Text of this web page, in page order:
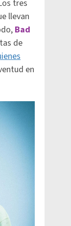
tres
llevan
Bad
de
en